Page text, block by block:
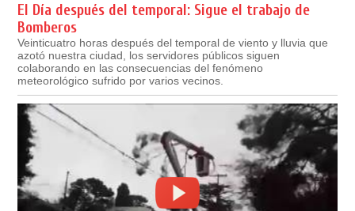
El Día después del temporal: Sigue el trabajo de
Bomberos
Veinticuatro horas después del temporal de viento y lluvia que
azotó nuestra ciudad, los servidores públicos siguen
colaborando en las consecuencias del fenómeno
meteorológico sufrido por varios vecinos.